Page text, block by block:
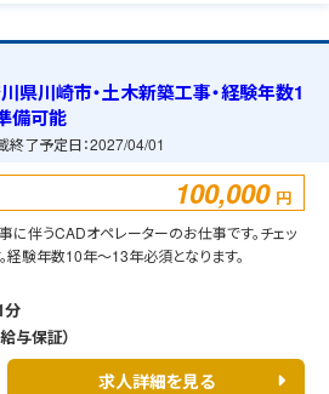
県川崎市・土木新築工事・経験年数1
備可能
終了予定日：2027/04/01
100,000 円
伴うCADオペレーターのお仕事です。チェッ
経験年数10年～13年必須となります。
分
与保証）
求人詳細を見る